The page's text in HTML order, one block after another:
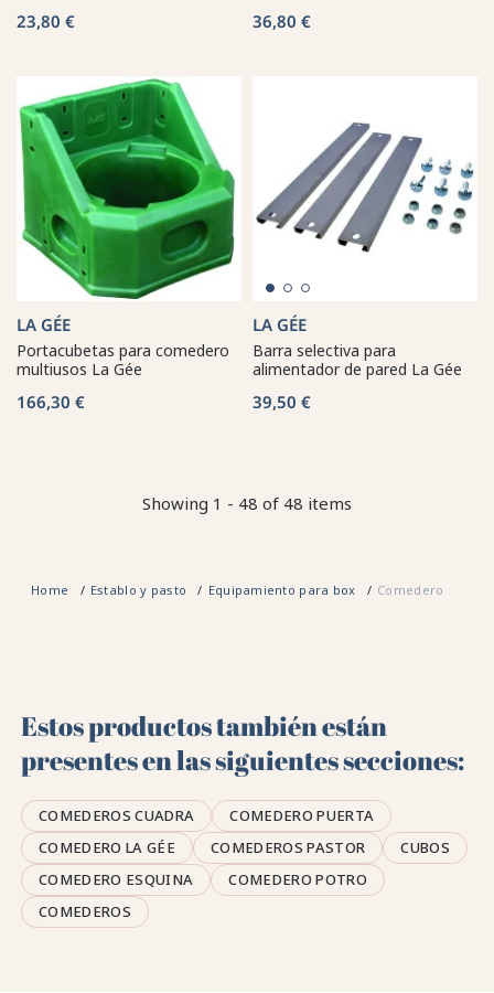
23,80 € 36,80 €
LA GÉE
Portacubetas para comedero
multiusos La Gée
166,30 €
LA GÉE
Barra selectiva para
alimentador de pared La Gée
39,50 €
Showing 1 - 48 of 48 items
Home Establo y pasto Equipamiento para box Comedero
Estos productos también están
presentes en las siguientes secciones:
COMEDEROS CUADRA
COMEDERO PUERTA
COMEDERO LA GÉE
COMEDEROS PASTOR
CUBOS
COMEDERO ESQUINA
COMEDERO POTRO
COMEDEROS